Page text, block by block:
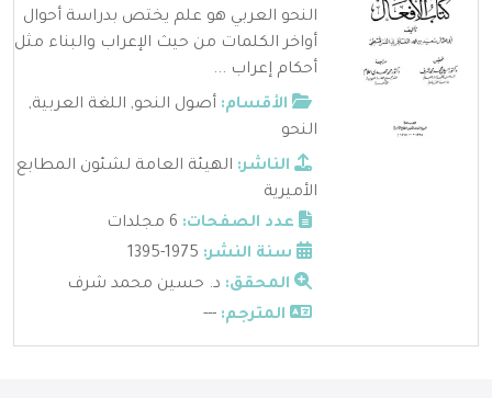
النحو العربي هو علم يختص بدراسة أحوال
أواخر الكلمات من حيث الإعراب والبناء مثل
أحكام إعراب ...
الأقسام: أصول النحو, اللغة العربية,
النحو
الناشر: الهيئة العامة لشئون المطابع
الأميرية
عدد الصفحات:
سنة النشر:
المحقق: د. حسين محمد شرف
المترجم: ---